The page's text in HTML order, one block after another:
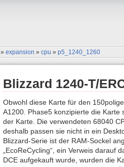
»expansion »cpu »p5_1240_1260
Blizzard 1240-T/
Obwohl diese Karte für den
A1200. Phase5 konzipierte die Karte
der Karte. Die verwendeten 68040
deshalb passen sie nicht in ein
Blizzard-Serie ist der RAM-Sockel
„EcoReCycling“, ein Verweis darauf
DCE aufgekauft wurde, wurden die